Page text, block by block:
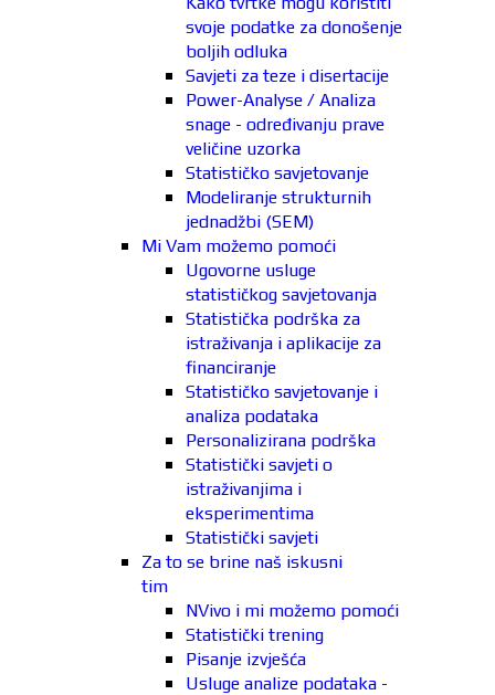
svoje podatke za donošenje
boljih odluka
Savjeti za teze i disertacije
Power-Analyse / Analiza
snage - određivanju prave
veličine uzorka
Statističko savjetovanje
Modeliranje strukturnih
jednadžbi (SEM)
Mi Vam možemo pomoći
Ugovorne usluge
statističkog savjetovanja
Statistička podrška za
istraživanja i aplikacije za
financiranje
Statističko savjetovanje i
analiza podataka
Personalizirana podrška
Statistički savjeti o
istraživanjima i
eksperimentima
Statistički savjeti
Za to se brine naš iskusni
tim
NVivo i mi možemo pomoći
Statistički trening
Pisanje izvješća
Usluge analize podataka -